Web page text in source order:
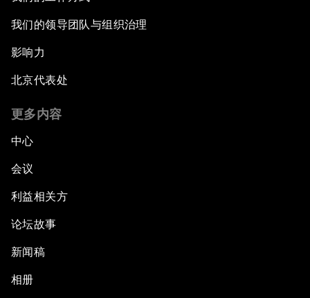
我们的领导团队与组织治理
影响力
北京代表处
更多内容
中心
会议
利益相关方
论坛故事
新闻稿
相册